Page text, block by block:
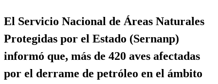
El Servicio Nacional de Áreas Naturales
Protegidas por el Estado (Sernanp)
informó que, más de 420 aves afectadas
por el derrame de petróleo en el ámbito